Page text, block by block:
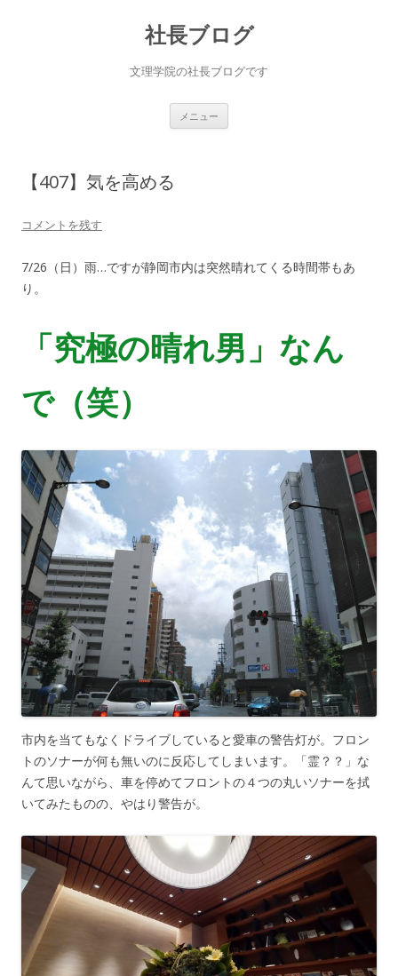
社長ブログ
文理学院の社長ブログです
メニュー
【407】気を高める
コメントを残す
7/26（日）雨…ですが静岡市内は突然晴れてくる時間帯もあ
り。
「究極の晴れ男」なん
で（笑）
市内を当てもなくドライブしていると愛車の警告灯が。フロン
トのソナーが何も無いのに反応してしまいます。「霊？？」な
んて思いながら、車を停めてフロントの４つの丸いソナーを拭
いてみたものの、やはり警告が。